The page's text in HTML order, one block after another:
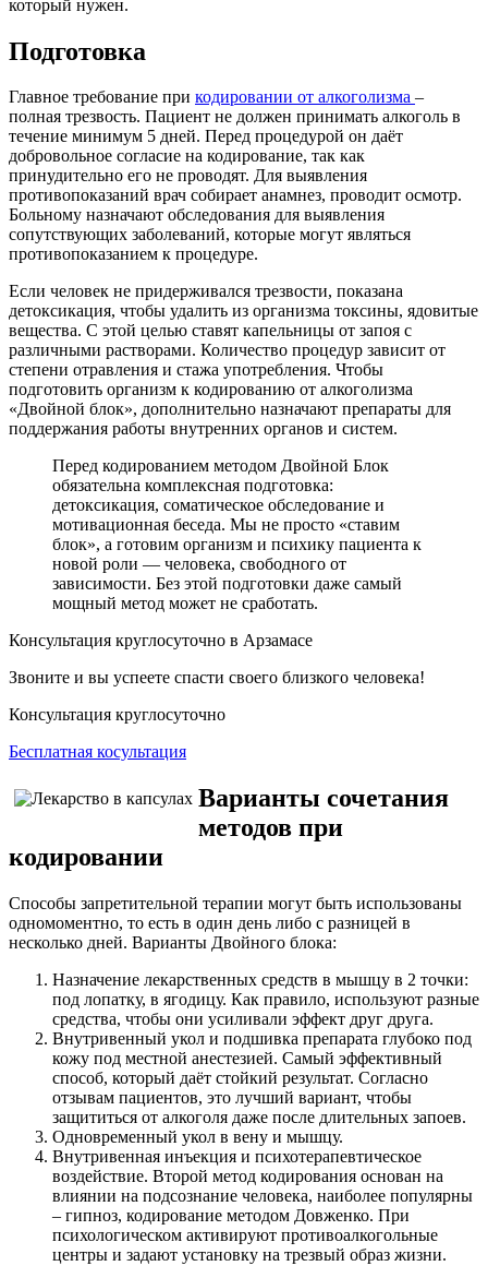
который нужен.
Подготовка
Главное требование при кодировании от алкоголизма –
полная трезвость. Пациент не должен принимать алкоголь в
течение минимум 5 дней. Перед процедурой он даёт
добровольное согласие на кодирование, так как
принудительно его не проводят. Для выявления
противопоказаний врач собирает анамнез, проводит осмотр.
Больному назначают обследования для выявления
сопутствующих заболеваний, которые могут являться
противопоказанием к процедуре.
Если человек не придерживался трезвости, показана
детоксикация, чтобы удалить из организма токсины, ядовитые
вещества. С этой целью ставят капельницы от запоя с
различными растворами. Количество процедур зависит от
степени отравления и стажа употребления. Чтобы
подготовить организм к кодированию от алкоголизма
«Двойной блок», дополнительно назначают препараты для
поддержания работы внутренних органов и систем.
Перед кодированием методом Двойной Блок
обязательна комплексная подготовка:
детоксикация, соматическое обследование и
мотивационная беседа. Мы не просто «ставим
блок», а готовим организм и психику пациента к
новой роли — человека, свободного от
зависимости. Без этой подготовки даже самый
мощный метод может не сработать.
Консультация круглосуточно в Арзамасе
Звоните и вы успеете спасти своего близкого человека!
Консультация круглосуточно
Бесплатная косультация
Варианты сочетания
методов при
кодировании
Способы запретительной терапии могут быть использованы
одномоментно, то есть в один день либо с разницей в
несколько дней. Варианты Двойного блока:
Назначение лекарственных средств в мышцу в 2 точки:
под лопатку, в ягодицу. Как правило, используют разные
средства, чтобы они усиливали эффект друг друга.
Внутривенный укол и подшивка препарата глубоко под
кожу под местной анестезией. Самый эффективный
способ, который даёт стойкий результат. Согласно
отзывам пациентов, это лучший вариант, чтобы
защититься от алкоголя даже после длительных запоев.
Одновременный укол в вену и мышцу.
Внутривенная инъекция и психотерапевтическое
воздействие. Второй метод кодирования основан на
влиянии на подсознание человека, наиболее популярны
– гипноз, кодирование методом Довженко. При
психологическом активируют противоалкогольные
центры и задают установку на трезвый образ жизни.